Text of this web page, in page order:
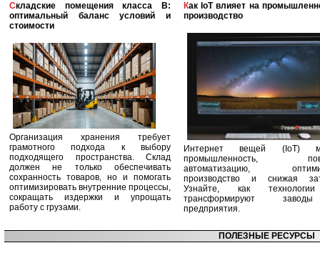
Складские помещения класса B:
оптимальный баланс условий и
стоимости
Организация хранения требует
грамотного подхода к выбору
подходящего пространства. Склад
должен не только обеспечивать
сохранность товаров, но и помогать
оптимизировать внутренние процессы,
сокращать издержки и упрощать
работу с грузами.
Как IoT влияет на промышленность и
производство
Интернет вещей (IoT)
промышленность,
автоматизацию,
производство и снижая
Узнайте, как
трансформируют
предприятия.
ПОЛЕЗНЫЕ РЕСУРСЫ